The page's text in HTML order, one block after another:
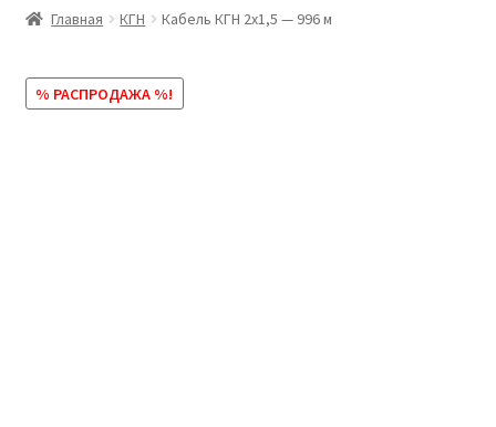
Контакты
Главная КГН Кабель КГН 2х1,5 — 996 м
% РАСПРОДАЖА %!